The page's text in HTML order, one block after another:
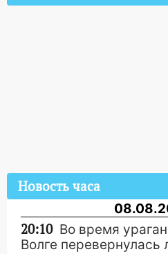
Новость часа
20:10 Во время
Волге перевернулась